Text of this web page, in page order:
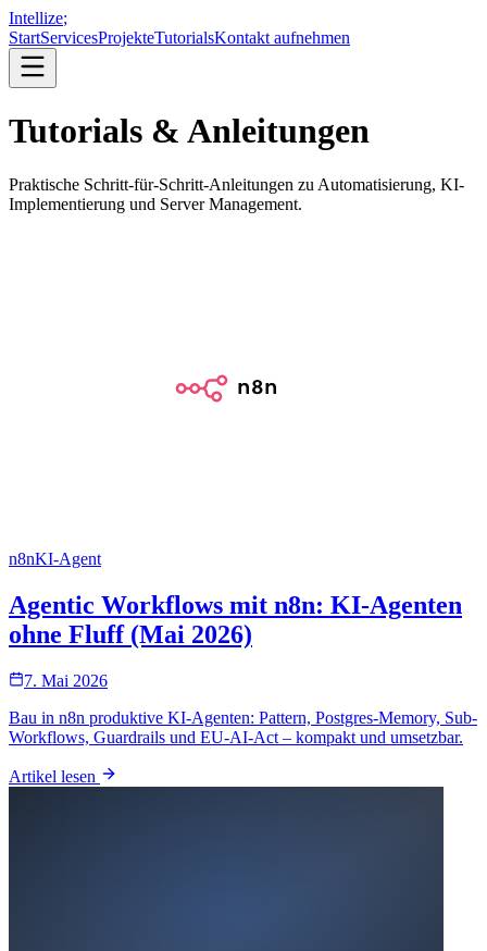
Intellize;
StartServicesProjekteTutorialsKontakt aufnehmen
Tutorials & Anleitungen
Praktische Schritt-für-Schritt-Anleitungen zu Automatisierung, KI-
Implementierung und Server Management.
n8nKI-Agent
Agentic Workflows mit n8n: KI-Agenten
ohne Fluff (Mai 2026)
7. Mai 2026
Bau in n8n produktive KI-Agenten: Pattern, Postgres-Memory, Sub-
Workflows, Guardrails und EU-AI-Act – kompakt und umsetzbar.
Artikel lesen